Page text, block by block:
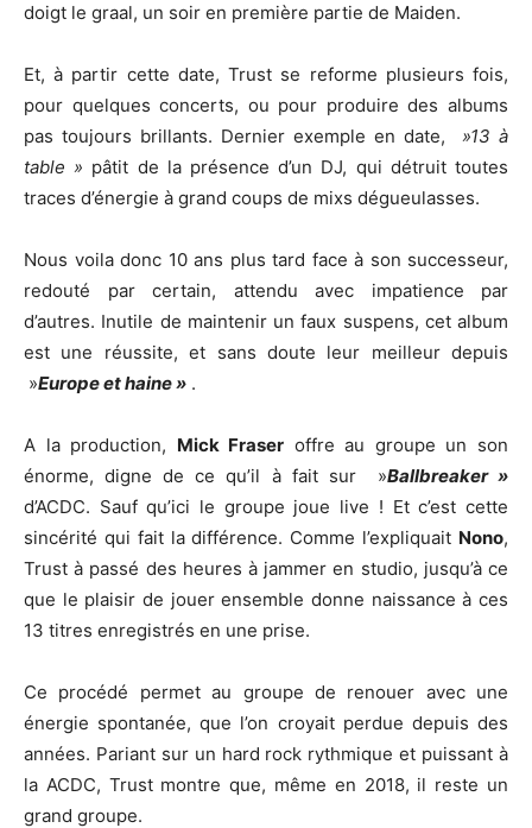
doigt le graal, un soir en première partie de Maiden.
Et, à partir cette date, Trust se reforme plusieurs fois,
pour quelques concerts, ou pour produire des albums
pas toujours brillants. Dernier exemple en date,
»13 à
table » pâtit de la présence d’un DJ, qui détruit toutes
traces d’énergie à grand coups de mixs dégueulasses.
Nous voila donc 10 ans plus tard face à son successeur,
redouté par certain, attendu avec impatience par
d’autres. Inutile de maintenir un faux suspens, cet album
est une réussite, et sans doute leur meilleur depuis
»Europe et haine » .
A la production, Mick Fraser offre au groupe un son
énorme, digne de ce qu’il à fait sur »Ballbreaker »
d’ACDC. Sauf qu’ici le groupe joue live ! Et c’est cette
sincérité qui fait la différence. Comme l’expliquait Nono,
Trust à passé des heures à jammer en studio, jusqu’à ce
que le plaisir de jouer ensemble donne naissance à ces
13 titres enregistrés en une prise.
Ce procédé permet au groupe de renouer avec une
énergie spontanée, que l’on croyait perdue depuis des
années. Pariant sur un hard rock rythmique et puissant à
la ACDC, Trust montre que, même en 2018, il reste un
grand groupe.